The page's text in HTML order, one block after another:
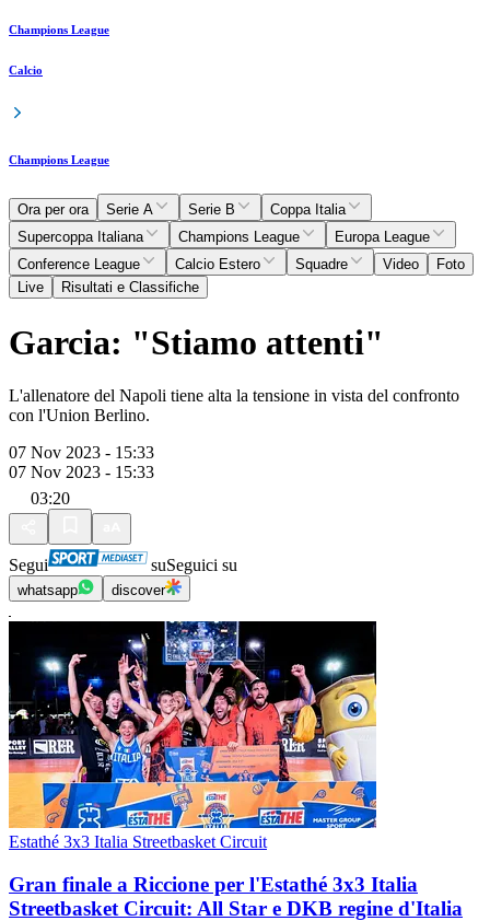
Champions League
Calcio
Champions League
Ora per ora Serie A Serie B
Coppa Italia
Supercoppa Italiana
Champions League
Europa League
Conference League
Calcio Estero Squadre Video
Foto
Live
Risultati e Classifiche
Garcia: "Stiamo attenti"
L'allenatore del Napoli tiene alta la tensione in vista del confronto
con l'Union Berlino.
07 Nov 2023 - 15:33
07 Nov 2023 - 15:33
03:20
Segui suSeguici su
whatsapp discover
Estathé 3x3 Italia Streetbasket Circuit
Gran finale a Riccione per l'Estathé 3x3 Italia
Streetbasket Circuit: All Star e DKB regine d'Italia